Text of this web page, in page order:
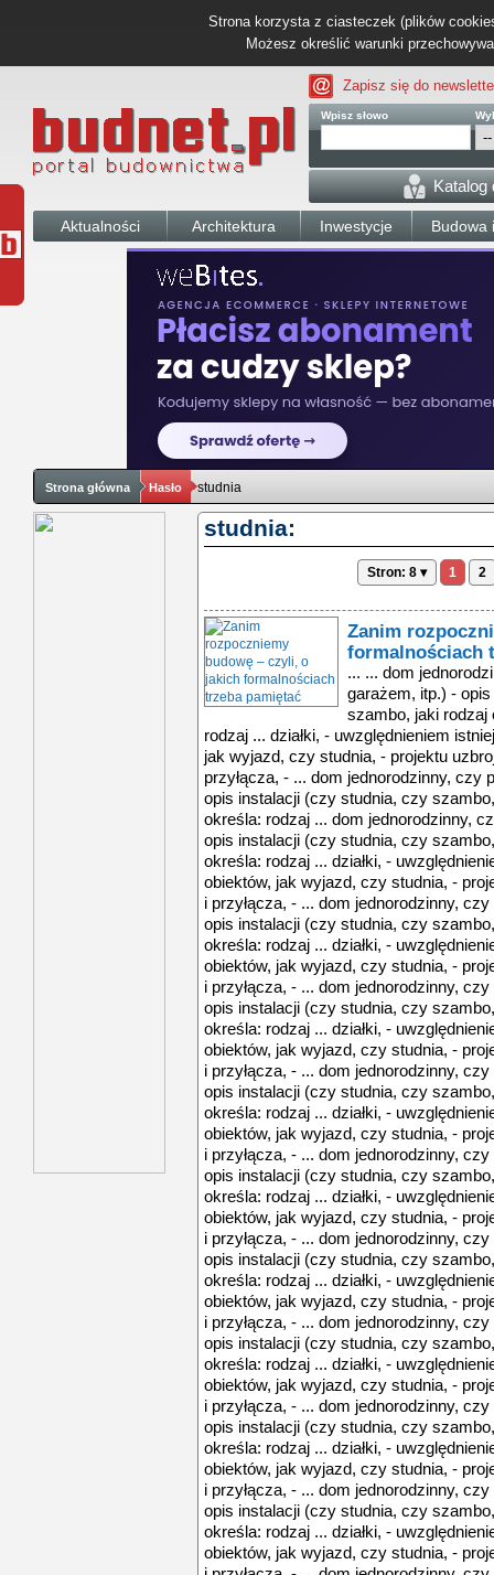
Strona korzysta z ciasteczek (plików
Możesz określić warunki
Zapisz się do
Wpisz słowo
Katalog
Aktualności Architektura Inwestycje Budowa
Strona główna Hasło studnia
studnia:
Stron: 8 ▾ 1 2
Zanim
formalnościach
... ... dom
garażem, itp.) -
szambo, jaki rodzaj
rodzaj ... działki, - uwzględnieniem
jak wyjazd, czy studnia, - projektu
przyłącza, - ... dom jednorodzinny, czy
opis instalacji (czy studnia, czy
określa: rodzaj ... dom jednorodzinny,
opis instalacji (czy studnia, czy
określa: rodzaj ... działki, -
obiektów, jak wyjazd, czy studnia, -
i przyłącza, - ... dom jednorodzinny,
opis instalacji (czy studnia, czy
określa: rodzaj ... działki, -
obiektów, jak wyjazd, czy studnia, -
i przyłącza, - ... dom jednorodzinny,
opis instalacji (czy studnia, czy
określa: rodzaj ... działki, -
obiektów, jak wyjazd, czy studnia, -
i przyłącza, - ... dom jednorodzinny,
opis instalacji (czy studnia, czy
określa: rodzaj ... działki, -
obiektów, jak wyjazd, czy studnia, -
i przyłącza, - ... dom jednorodzinny,
opis instalacji (czy studnia, czy
określa: rodzaj ... działki, -
obiektów, jak wyjazd, czy studnia, -
i przyłącza, - ... dom jednorodzinny,
opis instalacji (czy studnia, czy
określa: rodzaj ... działki, -
obiektów, jak wyjazd, czy studnia, -
i przyłącza, - ... dom jednorodzinny,
opis instalacji (czy studnia, czy
określa: rodzaj ... działki, -
obiektów, jak wyjazd, czy studnia, -
i przyłącza, - ... dom jednorodzinny,
opis instalacji (czy studnia, czy
określa: rodzaj ... działki, -
obiektów, jak wyjazd, czy studnia, -
i przyłącza, - ... dom jednorodzinny,
opis instalacji (czy studnia, czy
określa: rodzaj ... działki, -
obiektów, jak wyjazd, czy studnia, -